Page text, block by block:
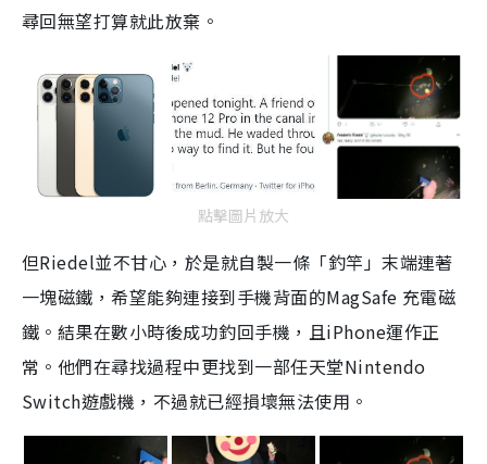
尋回無望打算就此放棄。
點擊圖片放大
但Riedel並不甘心，於是就自製一條「釣竿」末端連著
一塊磁鐵，希望能夠連接到手機背面的MagSafe 充電磁
鐵。結果在數小時後成功釣回手機，且iPhone運作正
常。他們在尋找過程中更找到一部任天堂Nintendo
Switch遊戲機，不過就已經損壞無法使用。